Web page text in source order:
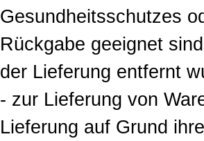
Gesundheitsschutzes
Rückgabe geeignet
der Lieferung entfernt
- zur Lieferung von
Lieferung auf Grund